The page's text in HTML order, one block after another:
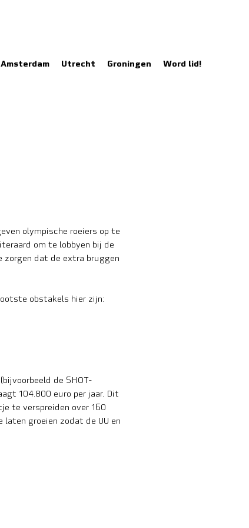
Amsterdam Utrecht Groningen Word lid!
olympische roeiers op te
om te lobbyen bij de
dat de extra bruggen
obstakels hier zijn:
de SHOT-
104.800 euro per jaar. Dit
te verspreiden over 160
groeien zodat de UU en